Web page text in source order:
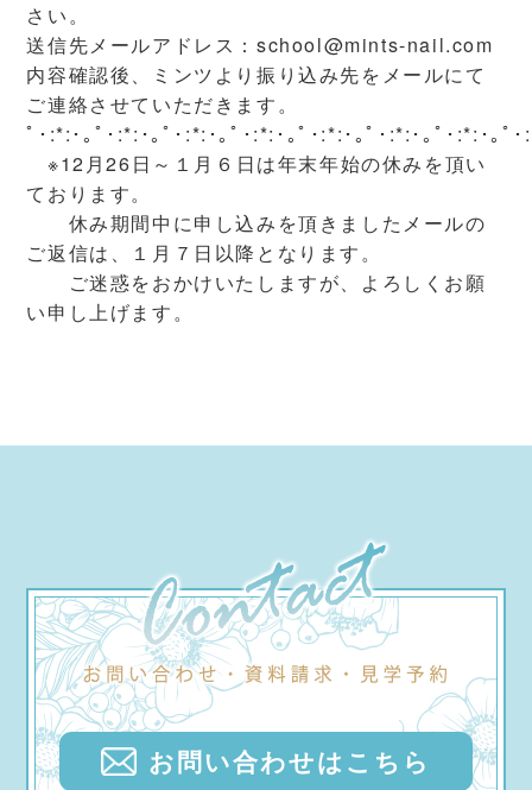
さい。
送信先メールアドレス：school@mints-nail.com
内容確認後、ミンツより振り込み先をメールにて
ご連絡させていただきます。
ﾟ･:*:･｡ﾟ･:*:･｡ﾟ･:*:･｡ﾟ･:*:･｡ﾟ･:*:･｡ﾟ･:*:･｡ﾟ･:*:･｡ﾟ
※12月26日～１月６日は年末年始の休みを頂い
ております。
休み期間中に申し込みを頂きましたメールの
ご返信は、１月７日以降となります。
ご迷惑をおかけいたしますが、よろしくお願
い申し上げます。
お問い合わせはこちら